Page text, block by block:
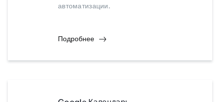
автоматизации.
Подробнее